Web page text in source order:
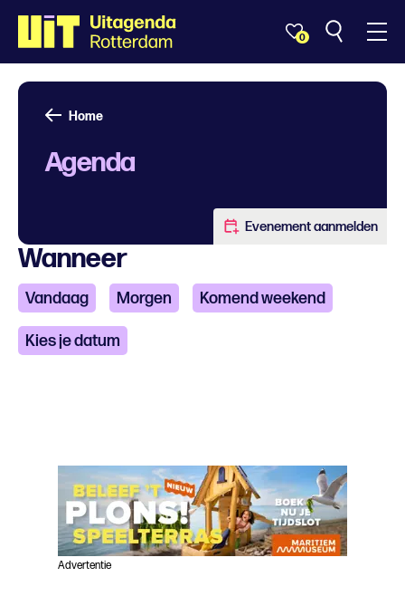
0
Home
Agenda
Evenement aanmelden
Wanneer
Vandaag Morgen Komend weekend
Kies je datum
Advertentie